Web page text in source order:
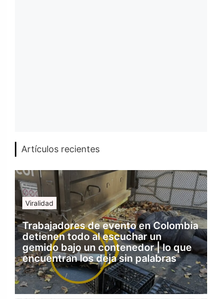
Artículos recientes
Viralidad
Trabajadores de evento en Colombia
detienen todo al escuchar un
gemido bajo un contenedor | lo que
encuentran los deja sin palabras